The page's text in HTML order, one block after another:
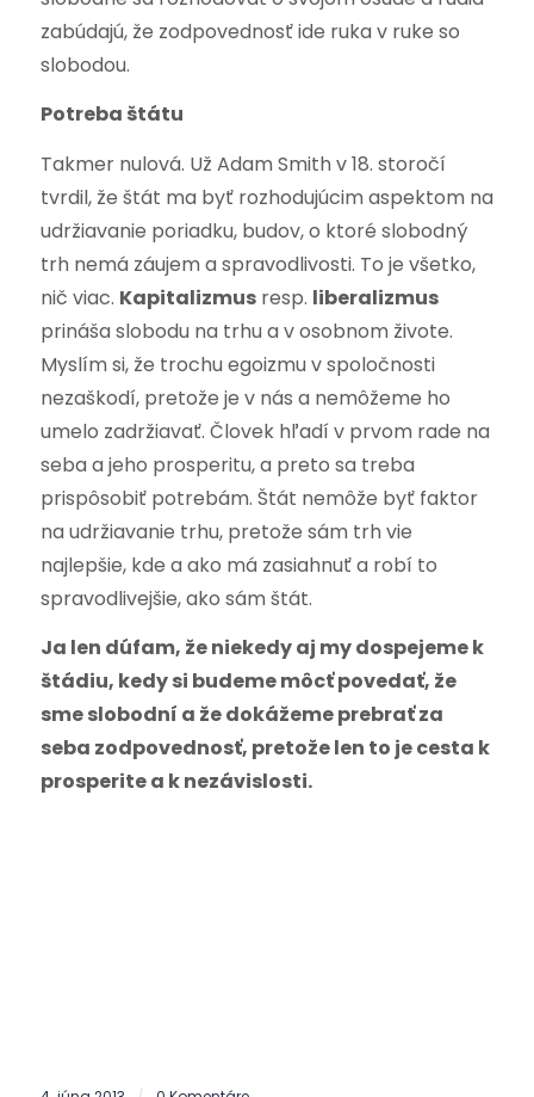
zabúdajú, že zodpovednosť ide ruka v ruke so
slobodou.
Potreba štátu
Takmer nulová. Už Adam Smith v 18. storočí
tvrdil, že štát ma byť rozhodujúcim aspektom na
udržiavanie poriadku, budov, o ktoré slobodný
trh nemá záujem a spravodlivosti. To je všetko,
nič viac. Kapitalizmusresp. liberalizmus
prináša slobodu na trhu a v osobnom živote.
Myslím si, že trochu egoizmu v spoločnosti
nezaškodí, pretože je v nás a nemôžeme ho
umelo zadržiavať. Človek hľadí v prvom rade na
seba a jeho prosperitu, a preto sa treba
prispôsobiť potrebám. Štát nemôže byť faktor
na udržiavanie trhu, pretože sám trh vie
najlepšie, kde a ako má zasiahnuť a robí to
spravodlivejšie, ako sám štát.
Ja len dúfam, že niekedy aj my dospejeme k
štádiu, kedy si budeme môcť povedať, že
sme slobodní a že dokážeme prebrať za
seba zodpovednosť, pretože len to je cesta k
prosperite a k nezávislosti.